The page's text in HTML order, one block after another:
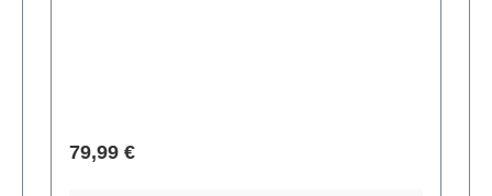
Verkaufspreis:
79,99 €